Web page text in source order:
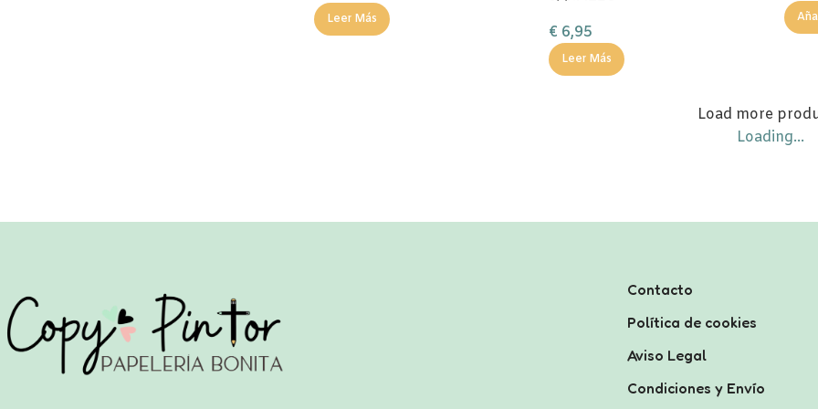
Leer Más
€ 6,95
Leer Más
Load more
Loading...
Contacto
Política de cookies
Aviso Legal
Condiciones y Envío